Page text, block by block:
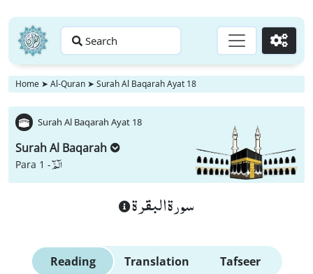
Search Go
Home ➤ Al-Quran ➤ Surah Al Baqarah Ayat 18
Surah Al Baqarah Ayat 18
Surah Al Baqarah
Para 1 -الٓمّٓ
سورة البقرة
Reading Translation Tafseer